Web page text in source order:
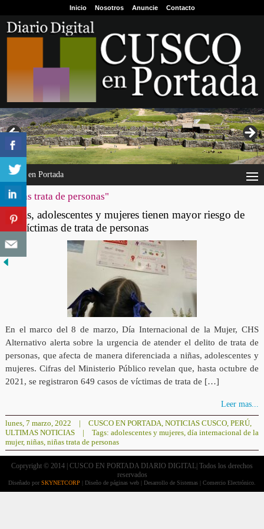
Inicio Nosotros Anuncie Contacto
Cusco en Portada
"niñas trata de personas"
Niñas, adolescentes y mujeres tienen mayor riesgo de
ser víctimas de trata de personas
En el marco del 8 de marzo, Día Internacional de la Mujer, CHS
Alternativo alerta sobre la urgencia de atender el delito de trata de
personas, que afecta de manera diferenciada a niñas, adolescentes y
mujeres. Cifras del Ministerio Público revelan que, hasta octubre de
2021, se registraron 649 casos de víctimas de trata de […]
Leer mas...
lunes, 7 marzo, 2022 | CUSCO EN PORTADA, NOTICIAS CUSCO, PERÚ,
ULTIMAS NOTICIAS
| Tags: adolescentes y mujeres, día internacional de la
mujer, niñas, niñas trata de personas
Copryright © 2014 | CUSCO EN PORTADA DIARIO DIGITAL| Todos los derechos
reservados
Diseñado por SKYNETCORP | Diseño de páginas web | Desarrollo de Sistemas | Comercio Electrónico.